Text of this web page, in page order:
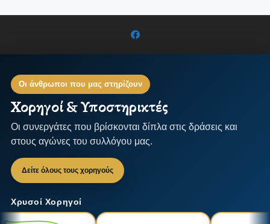
Οι άνθρωποι που μας στηρίζουν
Χορηγοί & Υποστηρικτές
Οι συνεργάτες που βρίσκονται δίπλα στις δράσεις και
στους αγώνες του συλλόγου μας.
Δείτε όλους τους χορηγούς
Χρυσοί Χορηγοί